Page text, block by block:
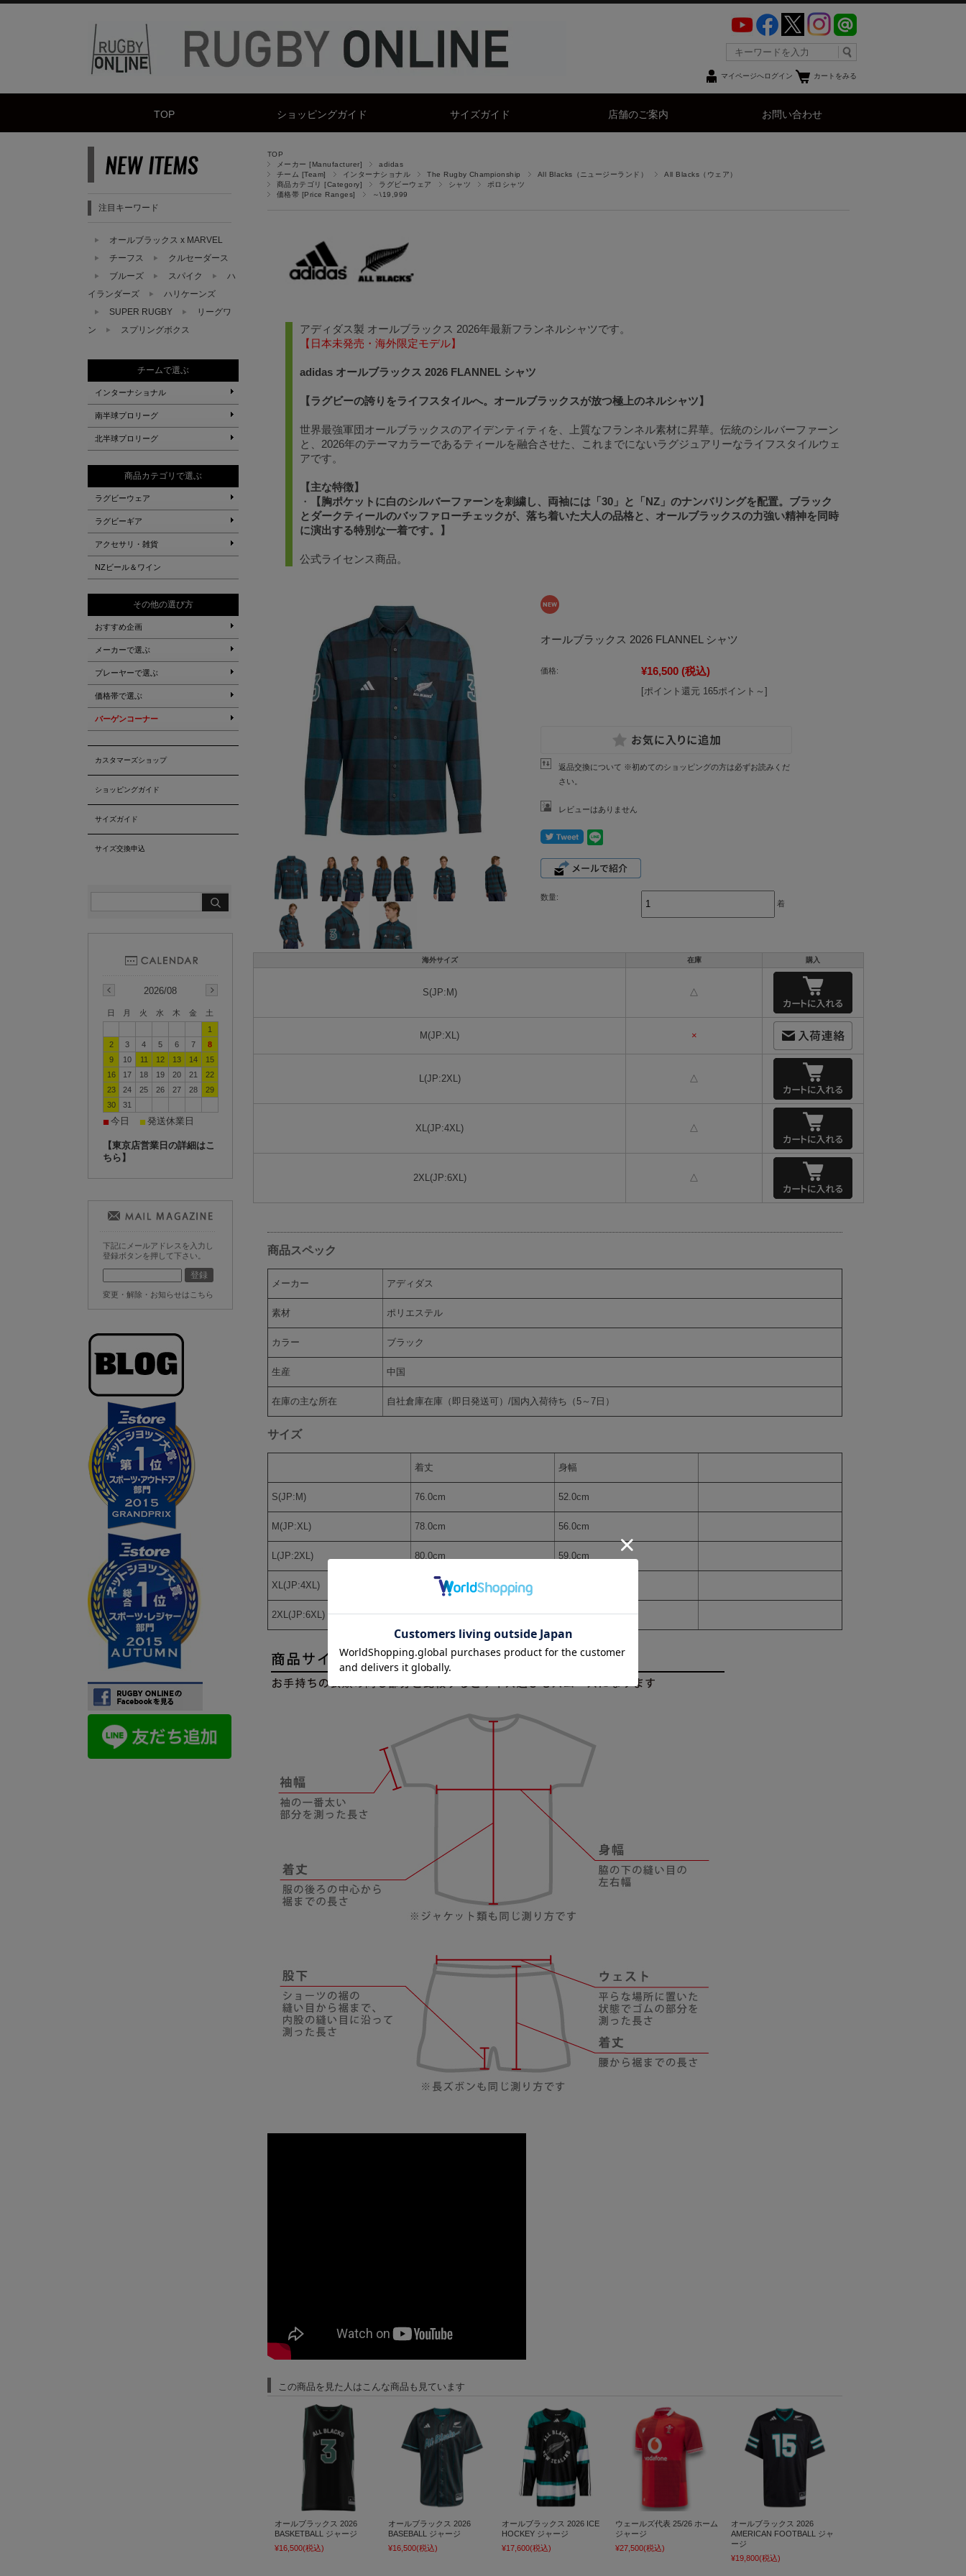
マイページへログイン カートをみる
TOP ショッピングガイド サイズガイド 店舗のご案内 お問い合わせ
TOP
メーカー [Manufacturer]
adidas
チーム [Team]
インターナショナル The Rugby Championship All Blacks（ニュージーランド）
All Blacks（ウェア）
商品カテゴリ [Category]
ラグビーウェア シャツ
ポロシャツ
価格帯 [Price Ranges]
～\19,999
アディダス製 オールブラックス 2026年最新フランネルシャツです。
【日本未発売・海外限定モデル】
adidas オールブラックス 2026 FLANNEL シャツ
【ラグビーの誇りをライフスタイルへ。オールブラックスが放つ極上のネルシャツ】
世界最強軍団オールブラックスのアイデンティティを、上質なフランネル素材に昇華。伝統のシルバーファーン
と、2026年のテーマカラーであるティールを融合させた、これまでにないラグジュアリーなライフスタイルウェ
アです。
【主な特徴】
・
【胸ポケットに白のシルバーファーンを刺繍し、両袖には「30」と「NZ」のナンバリングを配置。ブラック
とダークティールのバッファローチェックが、落ち着いた大人の品格と、オールブラックスの力強い精神を同時
に演出する特別な一着です。】
公式ライセンス商品。
オールブラックス 2026 FLANNEL シャツ
価格: ¥16,500 (税込)
[ポイント還元 165ポイント～]
返品交換について ※初めてのショッピングの方は必ずお読みくだ
さい。
レビューはありません
数量:
着
海外サイズ 在庫 購入
S(JP:M) △
M(JP:XL) ×
L(JP:2XL) △
XL(JP:4XL) △
2XL(JP:6XL) △
商品スペック
メーカー アディダス
素材 ポリエステル
カラー ブラック
生産 中国
在庫の主な所在 自社倉庫在庫（即日発送可）/国内入荷待ち（5～7日）
サイズ
着丈 身幅
S(JP:M) 76.0cm 52.0cm
M(JP:XL) 78.0cm 56.0cm
L(JP:2XL) 80.0cm 59.0cm
XL(JP:4XL) 82.0cm
2XL(JP:6XL) 85.0cm 70.0cm
この商品を見た人はこんな商品も見ています
オールブラックス 2026
BASKETBALL ジャージ
¥16,500(税込)
オールブラックス 2026
BASEBALL ジャージ
¥16,500(税込)
オールブラックス 2026 ICE
HOCKEY ジャージ
¥17,600(税込)
ウェールズ代表 25/26 ホーム
ジャージ
¥27,500(税込)
オールブラックス 2026
AMERICAN FOOTBALL ジャ
ージ
¥19,800(税込)
注目キーワード
オールブラックス x MARVEL
チーフス
クルセーダース
ブルーズ
スパイク
ハ
イランダーズ
ハリケーンズ
SUPER RUGBY
リーグワ
ン
スプリングボクス
チームで選ぶ
インターナショナル
南半球プロリーグ
北半球プロリーグ
商品カテゴリで選ぶ
ラグビーウェア
ラグビーギア
アクセサリ・雑貨
NZビール＆ワイン
その他の選び方
おすすめ企画
メーカーで選ぶ
プレーヤーで選ぶ
価格帯で選ぶ
バーゲンコーナー
カスタマーズショップ
ショッピングガイド
サイズガイド
サイズ交換申込
2026/08
日 月 火 水 木 金
土
1
2
3 4 5 6 7
8
9
10 11 12 13 14
15
16
17 18 19 20 21
22
23
24 25 26 27 28
29
30
31
■ 今日 ■ 発送休業日
【東京店営業日の詳細はこ
ちら】
下記にメールアドレスを入力し
登録ボタンを押して下さい。
変更・解除・お知らせはこちら